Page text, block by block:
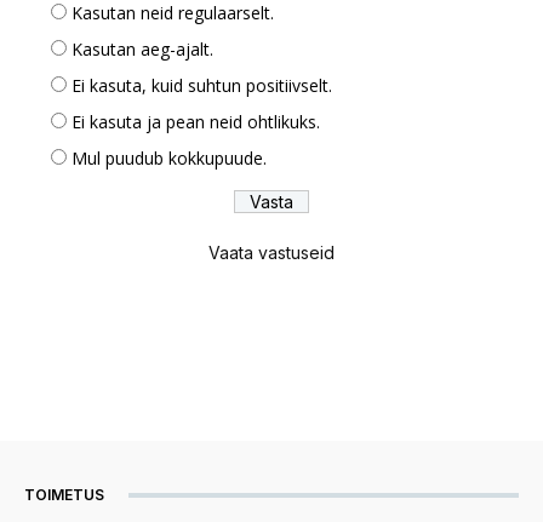
Kasutan neid regulaarselt.
Kasutan aeg-ajalt.
Ei kasuta, kuid suhtun positiivselt.
Ei kasuta ja pean neid ohtlikuks.
Mul puudub kokkupuude.
Vaata vastuseid
TOIMETUS